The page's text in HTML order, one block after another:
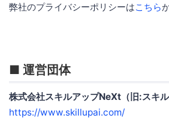
弊社のプライバシーポリシーはこちら
■ 運営団体
株式会社スキルアップNeXt（旧:スキル
https://www.skillupai.com/